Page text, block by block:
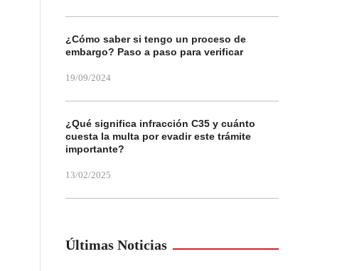
¿Cómo saber si tengo un proceso de
embargo? Paso a paso para verificar
19/09/2024
¿Qué significa infracción C35 y cuánto
cuesta la multa por evadir este trámite
importante?
13/02/2025
Últimas Noticias